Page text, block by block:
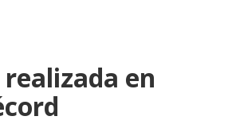
en